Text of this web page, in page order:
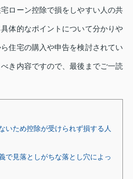
ローン控除で損をしやすい人の共
体的なポイントについて分かりや
住宅の購入や申告を検討されてい
き内容ですので、最後までご一読
いため控除が受けられず損する人
で見落としがちな落とし穴によっ